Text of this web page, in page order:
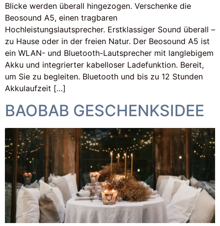
Blicke werden überall hingezogen. Verschenke die
Beosound A5, einen tragbaren
Hochleistungslautsprecher. Erstklassiger Sound überall –
zu Hause oder in der freien Natur. Der Beosound A5 ist
ein WLAN- und Bluetooth-Lautsprecher mit langlebigem
Akku und integrierter kabelloser Ladefunktion. Bereit,
um Sie zu begleiten. Bluetooth und bis zu 12 Stunden
Akkulaufzeit […]
BAOBAB GESCHENKSIDEE